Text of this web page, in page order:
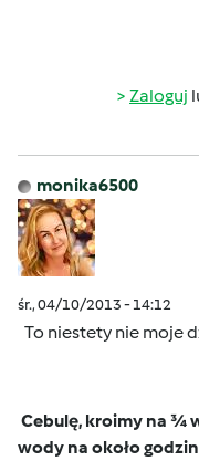
Zaloguj
monika6500
śr., 04/10/2013 - 14:12
To niestety nie moje
Cebulę, kroimy na ¾
wody na około